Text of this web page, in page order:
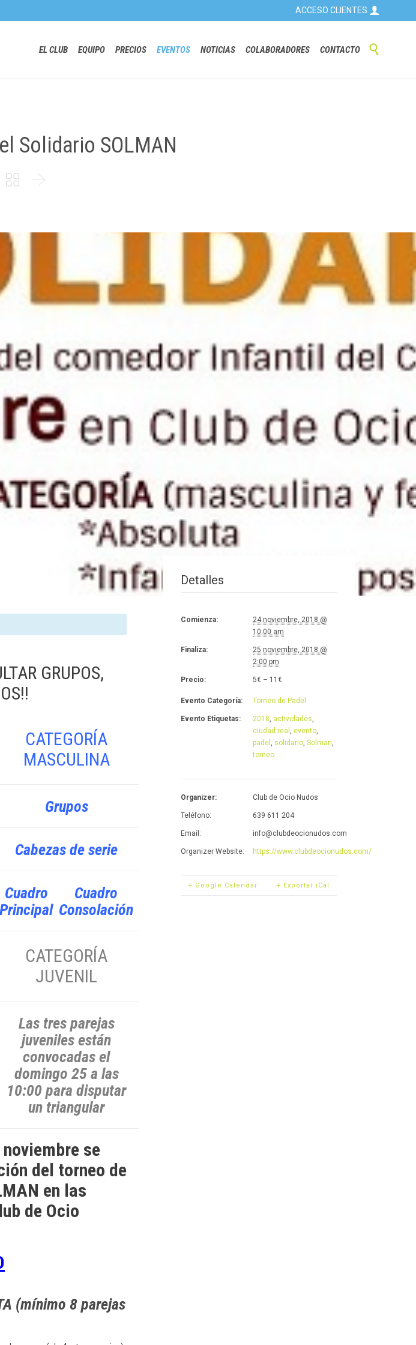
ACCESO CLIENTES 
to
EL CLUB EQUIPO PRECIOS EVENTOS NOTICIAS COLABORADORES CONTACTO 
Solidario SOLMAN
 
GRUPOS,
CATEGORÍA
MASCULINA
Grupos
Cabezas de serie
Cuadro
Principal
Cuadro
Consolación
CATEGORÍA
JUVENIL
Las tres parejas
juveniles están
convocadas el
domingo 25 a las
10:00 para disputar
un triangular
se
del torneo de
en las
de Ocio
(mínimo 8 parejas
Detalles
Comienza:
24 noviembre, 2018 @
10:00 am
Finaliza:
25 noviembre, 2018 @
2:00 pm
Precio: 5€ – 11€
Evento Categoría: Torneo de Padel
Evento Etiquetas: 2018, actividades,
ciudad real , evento,
padel , solidario, Solman,
torneo
Organizer: Club de Ocio Nudos
Teléfono: 639 611 204
Email: info@clubdeocionudos.com
Organizer Website: https://www.clubdeocionudos.com/
+ Google Calendar + Exportar iCal